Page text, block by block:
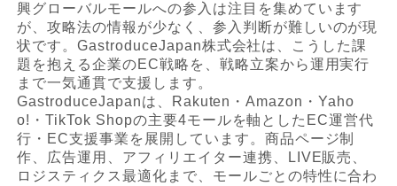
興グローバルモールへの参入は注目を集めています
が、攻略法の情報が少なく、参入判断が難しいのが現
状です。GastroduceJapan株式会社は、こうした課
題を抱える企業のEC戦略を、戦略立案から運用実行
まで一気通貫で支援します。
GastroduceJapanは、Rakuten・Amazon・Yaho
o!・TikTok Shopの主要4モールを軸としたEC運営代
行・EC支援事業を展開しています。商品ページ制
作、広告運用、アフィリエイター連携、LIVE販売、
ロジスティクス最適化まで、モールごとの特性に合わ